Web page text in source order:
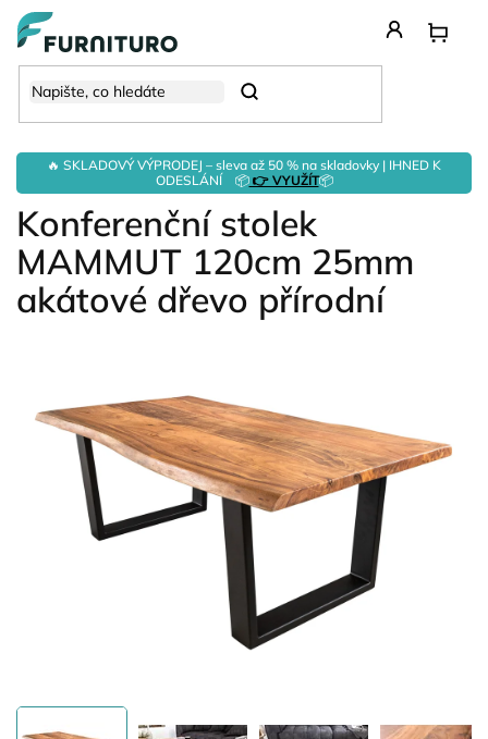
Přejít
obsah
🔥 SKLADOVÝ VÝPRODEJ – sleva až 50 % na skladovky | IHNED K
ODESLÁNÍ 📦👉 VYUŽÍT📦
Hledat
Konferenční stolek
MAMMUT 120cm 25mm
akátové dřevo přírodní